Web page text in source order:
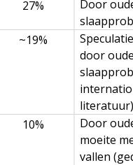
27%
Door
~19%
door
literatuur)
10%
Door
moeite
vallen